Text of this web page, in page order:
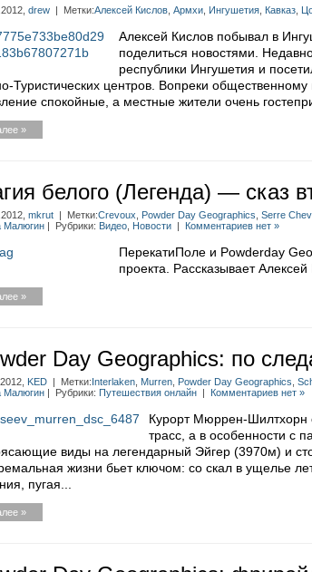
drew | Метки:Алексей Кислов Армхи Ингушетия Кавказ
Алексей Кислов побывал в
поделиться новостями.
республики Ингушетия и
Туристических центров. Вопреки
спокойные, а местные жители очень
»
белого (Легенда) — сказ
mkrut | Метки:Crevoux Powder Day Geographics Serre
| Рубрики: Видео Новости | Комментариев нет »
ПерекатиПоле и Powderday
проекта. Рассказывает Алексей
»
Day Geographics: по
KED | Метки:Interlaken Murren Powder Day Geographics
| Рубрики: Путешествия онлайн | Комментариев нет »
Курорт Мюррен-Шилтхорн
трасс, а в особенности с
виды на легендарный Эйгер (3970м) и
жизни бьет ключом: со скал в ущелье
пугая...
»